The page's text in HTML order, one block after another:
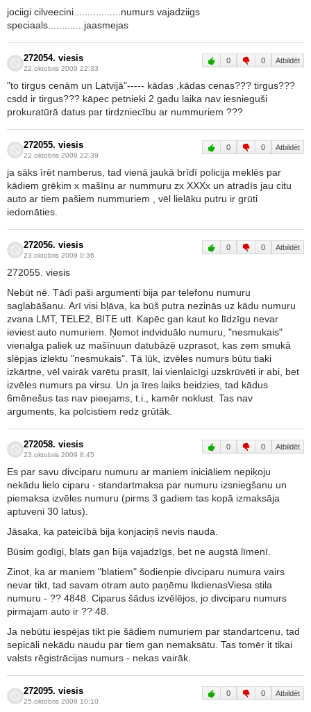
jociigi cilveecini.................numurs vajadziigs
speciaals.............jaasmejas
272054. viesis
22.oktobris 2009 22:33
0 0 Atbildēt
"to tirgus cenām un Latvijā"----- kādas ,kādas cenas??? tirgus???
csdd ir tirgus??? kāpec petnieki 2 gadu laika nav iesnieguši
prokuratūrā datus par tirdzniecību ar nummuriem ???
272055. viesis
22.oktobris 2009 22:39
0 0 Atbildēt
ja sāks īrēt namberus, tad vienā jaukā brīdī policija meklēs par
kādiem grēkim x mašīnu ar nummuru zx XXXx un atradīs jau citu
auto ar tiem pašiem nummuriem , vēl lielāku putru ir grūti
iedomāties.
272056. viesis
23.oktobris 2009 0:36
0 0 Atbildēt
272055. viesis
Nebūt nē. Tādi paši argumenti bija par telefonu numuru
saglabāšanu. Arī visi bļāva, ka būš putra nezinās uz kādu numuru
zvana LMT, TELE2, BITE utt. Kapēc gan kaut ko līdzīgu nevar
ieviest auto numuriem. Ņemot indviduālo numuru, "nesmukais"
vienalga paliek uz mašīnuun datubāzē uzprasot, kas zem smukā
slēpjas izlektu "nesmukais". Tā lūk, izvēles numurs būtu tiaki
izkārtne, vēl vairāk varētu prasīt, lai vienlaicīgi uzskrūvēti ir abi, bet
izvēles numurs pa virsu. Un ja īres laiks beidzies, tad kādus
6mēnešus tas nav pieejams, t.i., kamēr noklust. Tas nav
arguments, ka polcistiem redz grūtāk.
272058. viesis
23.oktobris 2009 8:45
0 0 Atbildēt
Es par savu divciparu numuru ar maniem iniciāliem nepiķoju
nekādu lielo ciparu - standartmaksa par numuru izsniegšanu un
piemaksa izvēles numuru (pirms 3 gadiem tas kopā izmaksāja
aptuveni 30 latus).
Jāsaka, ka pateicībā bija konjaciņš nevis nauda.
Būsim godīgi, blats gan bija vajadzīgs, bet ne augstā līmenī.
Zinot, ka ar maniem "blatiem" šodienpie divciparu numura vairs
nevar tikt, tad savam otram auto paņēmu IkdienasViesa stila
numuru - ?? 4848. Ciparus šādus izvēlējos, jo divciparu numurs
pirmajam auto ir ?? 48.
Ja nebūtu iespējas tikt pie šādiem numuriem par standartcenu, tad
sepicāli nekādu naudu par tiem gan nemaksātu. Tas tomēr it tikai
valsts rēgistrācijas numurs - nekas vairāk.
272095. viesis
25.oktobris 2009 10:10
0 0 Atbildēt